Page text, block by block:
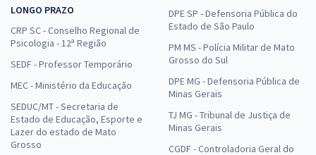
LONGO PRAZO
CRP SC - Conselho Regional de
Psicologia - 12ª Região
SEDF - Professor Temporário
MEC - Ministério da Educação
SEDUC/MT - Secretaria de
Estado de Educação, Esporte e
Lazer do estado de Mato
Grosso
DPE SP - Defensoria Pública do
Estado de São Paulo
PM MS - Polícia Militar de Mato
Grosso do Sul
DPE MG - Defensoria Pública de
Minas Gerais
TJ MG - Tribunal de Justiça de
Minas Gerais
CGDF - Controladoria Geral do